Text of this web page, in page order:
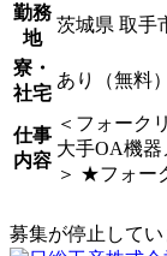
勤務
地
茨城県 取手
寮・
社宅
あり（無料）
仕事
内容
＜フォーク
大手OA機
＞ ★フォー
募集が停止してい